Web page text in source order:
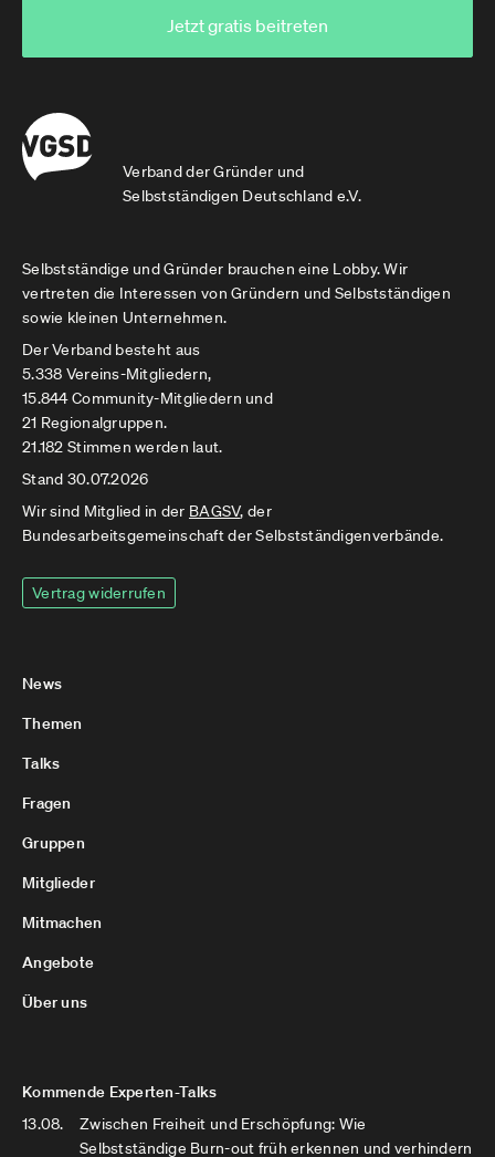
Verband der Gründer und
Selbstständigen Deutschland e.V.
Jetzt gratis beitreten
Selbstständige und Gründer brauchen eine Lobby. Wir
vertreten die Interessen von Gründern und Selbstständigen
sowie kleinen Unternehmen.
Der Verband besteht aus
5.338 Vereins-Mitgliedern,
15.844 Community-Mitgliedern und
21 Regionalgruppen.
21.182 Stimmen werden laut.
Stand 30.07.2026
Wir sind Mitglied in der BAGSV, der
Bundesarbeitsgemeinschaft der Selbstständigenverbände.
Vertrag widerrufen
News
Themen
Talks
Fragen
Gruppen
Mitglieder
Mitmachen
Angebote
Über uns
Kommende Experten-Talks
13.08.
Zwischen Freiheit und Erschöpfung: Wie
Selbstständige Burn-out früh erkennen und verhindern